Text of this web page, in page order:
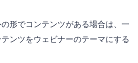
形でコンテンツがある場合は、一
ンツをウェビナーのテーマにする